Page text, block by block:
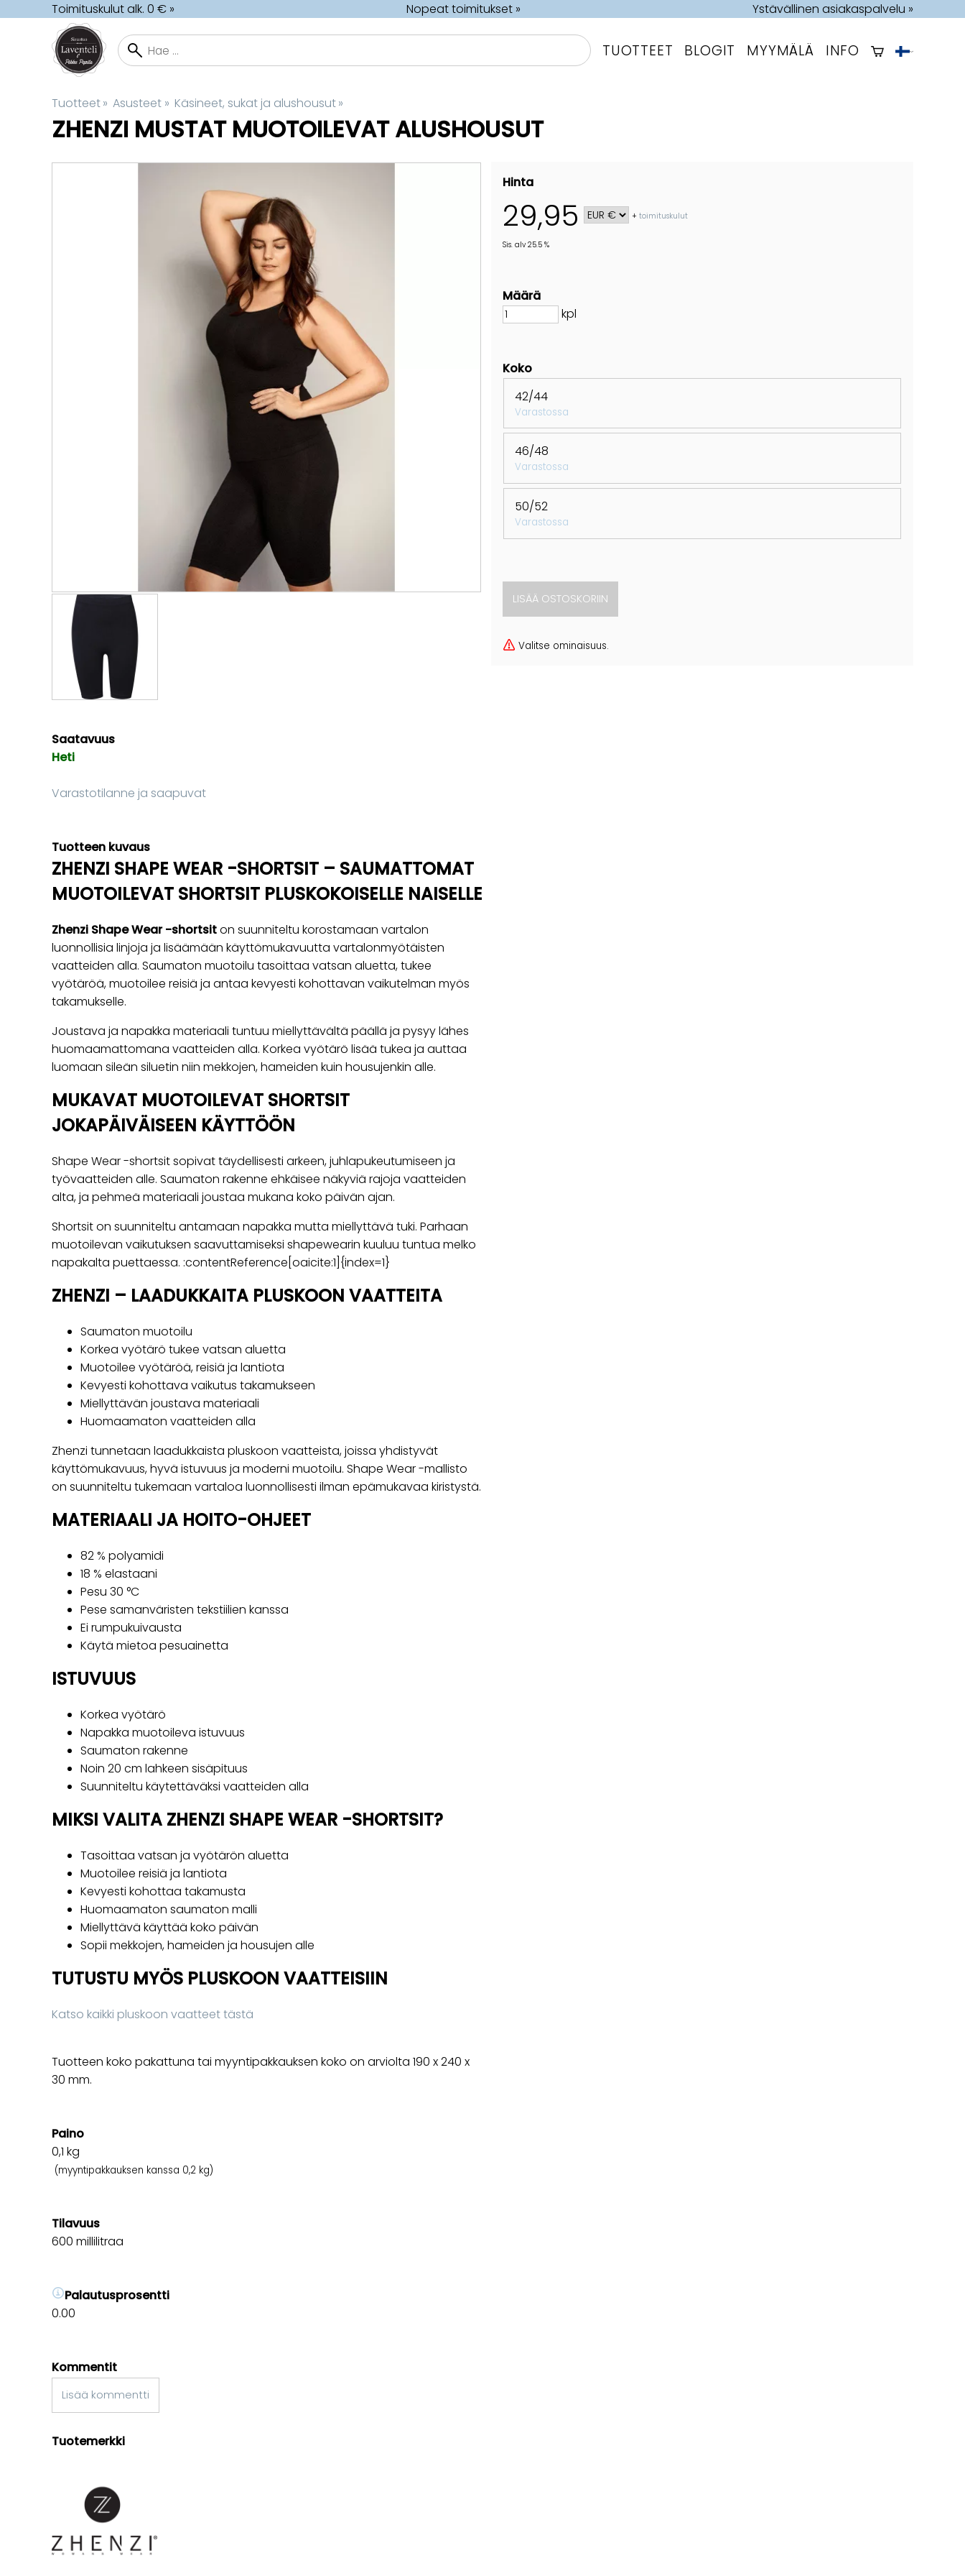
Toimituskulut alk. 0 € » Nopeat toimitukset » Ystävällinen asiakaspalvelu »
TUOTTEET BLOGIT MYYMÄLÄ INFO
Tuotteet‪» Asusteet ‪» Käsineet, sukat ja alushousut‪»
ZHENZI MUSTAT MUOTOILEVAT ALUSHOUSUT
Hinta
29,95 +toimituskulut
Sis. alv 25.5 %
Määrä
kpl
Koko
42/44
Varastossa
46/48
Varastossa
50/52
Varastossa
Valitse ominaisuus.
Saatavuus
Heti
Varastotilanne ja saapuvat
Tuotteen kuvaus
ZHENZI SHAPE WEAR -SHORTSIT – SAUMATTOMAT
MUOTOILEVAT SHORTSIT PLUSKOKOISELLE NAISELLE
Zhenzi Shape Wear -shortsiton suunniteltu korostamaan vartalon
luonnollisia linjoja ja lisäämään käyttömukavuutta vartalonmyötäisten
vaatteiden alla. Saumaton muotoilu tasoittaa vatsan aluetta, tukee
vyötäröä, muotoilee reisiä ja antaa kevyesti kohottavan vaikutelman myös
takamukselle.
Joustava ja napakka materiaali tuntuu miellyttävältä päällä ja pysyy lähes
huomaamattomana vaatteiden alla. Korkea vyötärö lisää tukea ja auttaa
luomaan sileän siluetin niin mekkojen, hameiden kuin housujenkin alle.
MUKAVAT MUOTOILEVAT SHORTSIT
JOKAPÄIVÄISEEN KÄYTTÖÖN
Shape Wear -shortsit sopivat täydellisesti arkeen, juhlapukeutumiseen ja
työvaatteiden alle. Saumaton rakenne ehkäisee näkyviä rajoja vaatteiden
alta, ja pehmeä materiaali joustaa mukana koko päivän ajan.
Shortsit on suunniteltu antamaan napakka mutta miellyttävä tuki. Parhaan
muotoilevan vaikutuksen saavuttamiseksi shapewearin kuuluu tuntua melko
napakalta puettaessa. :contentReference[oaicite:1]{index=1}
ZHENZI – LAADUKKAITA PLUSKOON VAATTEITA
Saumaton muotoilu
Korkea vyötärö tukee vatsan aluetta
Muotoilee vyötäröä, reisiä ja lantiota
Kevyesti kohottava vaikutus takamukseen
Miellyttävän joustava materiaali
Huomaamaton vaatteiden alla
Zhenzi tunnetaan laadukkaista pluskoon vaatteista, joissa yhdistyvät
käyttömukavuus, hyvä istuvuus ja moderni muotoilu. Shape Wear -mallisto
on suunniteltu tukemaan vartaloa luonnollisesti ilman epämukavaa kiristystä.
MATERIAALI JA HOITO-OHJEET
82 % polyamidi
18 % elastaani
Pesu 30 °C
Pese samanväristen tekstiilien kanssa
Ei rumpukuivausta
Käytä mietoa pesuainetta
ISTUVUUS
Korkea vyötärö
Napakka muotoileva istuvuus
Saumaton rakenne
Noin 20 cm lahkeen sisäpituus
Suunniteltu käytettäväksi vaatteiden alla
MIKSI VALITA ZHENZI SHAPE WEAR -SHORTSIT?
Tasoittaa vatsan ja vyötärön aluetta
Muotoilee reisiä ja lantiota
Kevyesti kohottaa takamusta
Huomaamaton saumaton malli
Miellyttävä käyttää koko päivän
Sopii mekkojen, hameiden ja housujen alle
TUTUSTU MYÖS PLUSKOON VAATTEISIIN
Katso kaikki pluskoon vaatteet tästä
Tuotteen koko pakattuna tai myyntipakkauksen koko on arviolta 190 x 240 x
30 mm.
Paino
0,1 kg
(myyntipakkauksen kanssa 0,2 kg)
Tilavuus
600 millilitraa
Palautusprosentti
0.00
Kommentit
Lisää kommentti
Tuotemerkki